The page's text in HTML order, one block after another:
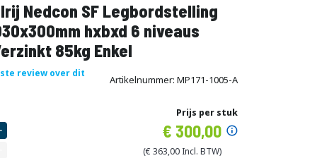
Nedcon SF Legbordstelling
hxbxd 6 niveaus
85kg Enkel
review over dit
Artikelnummer MP171-1005-A
Prijs per stuk
Speciale
prijs
300,00
363,00